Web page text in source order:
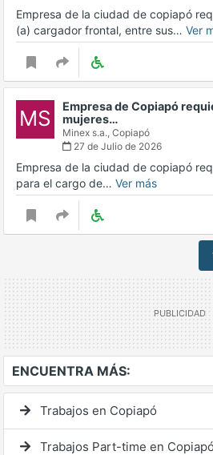
Empresa de la ciudad de copiapó
(a) cargador frontal, entre sus… Ver
MS
Empresa de Copiapó
mujeres…
Minex s.a., Copiapó
27 de Julio de 2026
Empresa de la ciudad de copiapó
para el cargo de… Ver más
ENCUENTRA MÁS:
Trabajos en Copiapó
Trabajos Part-time en Copiapó